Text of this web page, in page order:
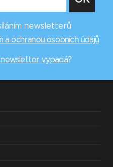
newsletterů
a ochranou osobních údajů
newsletter vypadá?